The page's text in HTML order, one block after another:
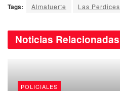
Tags: Almafuerte Las Perdices
Noticias Relacionadas
POLICIALES